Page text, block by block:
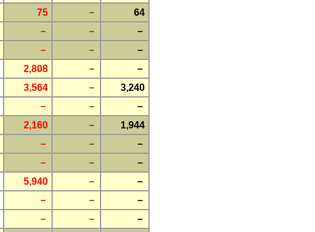
75 －
64
－ －
－
－ － －
2,808 －
－
3,564 －
3,240
－ － －
2,160 －
1,944
－ －
－
－ － －
5,940 －
－
－ －
－
－ － －